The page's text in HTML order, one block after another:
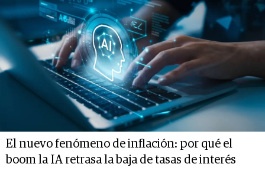
El nuevo fenómeno de inflación: por qué el
boom la IA retrasa la baja de tasas de interés